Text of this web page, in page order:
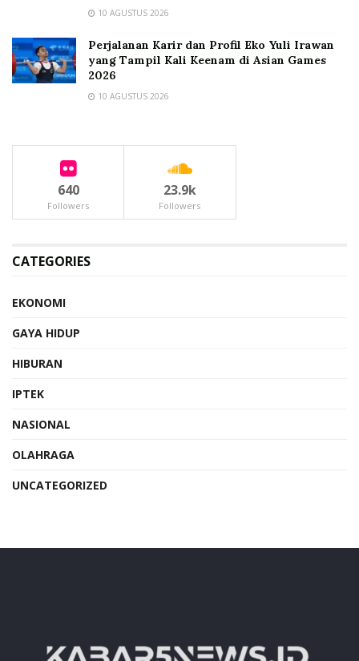
10 AGUSTUS 2026
Perjalanan Karir dan Profil Eko Yuli Irawan
yang Tampil Kali Keenam di Asian Games
2026
10 AGUSTUS 2026
640
Followers
23.9k
Followers
CATEGORIES
EKONOMI
GAYA HIDUP
HIBURAN
IPTEK
NASIONAL
OLAHRAGA
UNCATEGORIZED